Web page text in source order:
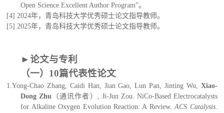
Open Science Excellent Author Program”。
[4] 2024年，青岛科技大学优秀硕士论文指导教师。
[5] 2025年，青岛科技大学优秀硕士论文指导教师。
►论文与专利
（一） 10篇代表性论文
1.Yong-Chao Zhang, Caidi Han, Jian Gao, Lun Pan, Jinting Wu, Xiao-
Dong Zhu （通讯作者）
, Ji-Jun Zou. NiCo-Based Electrocatalysts
for Alkaline Oxygen Evolution Reaction: A Review.ACS Catalysis.